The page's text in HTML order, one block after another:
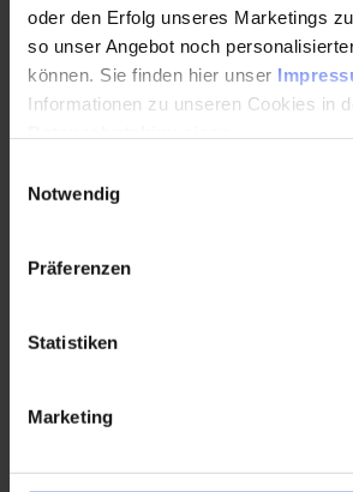
oder den Erfolg unseres Marketings
so unser Angebot noch
können. Sie finden hier unser
Informationen zu unseren Cookies in
Notwendig
Präferenzen
Statistiken
Marketing
Struktur, Semantik, Geometrie
IFC2x3, IFC4 und IFC4x3
Coordination View und
Level of Georeferencing
(GML)
Software Produkte
Anforderungen und Support